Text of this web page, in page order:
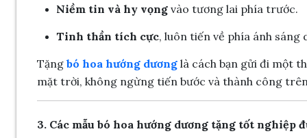
Niềm tin và hy vọngvào tương lai phía trước.
Tinh thần tích cực, luôn tiến về phía ánh sáng
Tặng bó hoa hướng dươnglà cách bạn gửi đi một
mặt trời, không ngừng tiến bước và thành công
3. Các mẫu bó hoa hướng dương tặng tốt nghiệp